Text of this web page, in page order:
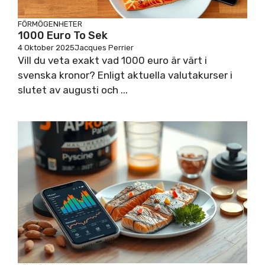
FÖRMÖGENHETER
1000 Euro To Sek
4 Oktober 2025Jacques Perrier
Vill du veta exakt vad 1000 euro är värt i
svenska kronor? Enligt aktuella valutakurser i
slutet av augusti och ...